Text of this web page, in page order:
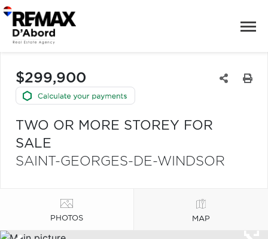
$299,900
TWO OR MORE STOREY FOR
SALE
SAINT-GEORGES-DE-WINDSOR
PHOTOS MAP